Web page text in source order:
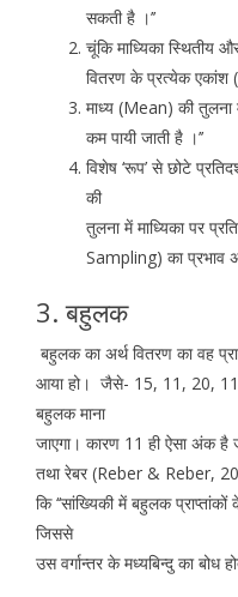
सकती है ।’’
चूंकि माध्यिका
वितरण के प्रत्येक एकांश
माध्य (Mean) की तुलना
कम पायी जाती है ।’’
विशेष ‘रूप’ से छोटे
की
तुलना में माध्यिका पर
Sampling) का प्रभाव
3. बहुलक
बहुलक का अर्थ वितरण का वह
आया हो। जैसे- 15, 11, 20,
बहुलक माना
जाएगा। कारण 11 ही ऐसा अंक है
तथा रेबर (Reber & Reber,
कि ‘‘सांख्यिकी में बहुलक
जिससे
उस वर्गान्तर के मध्यबिन्दु का बोध